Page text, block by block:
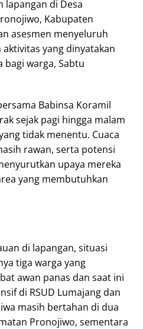
lapangan di Desa
Kabupaten
asesmen menyeluruh
yang dinyatakan
warga, Sabtu
Babinsa Koramil
sejak pagi hingga malam
tidak menentu. Cuaca
rawan, serta potensi
upaya mereka
yang membutuhkan
di lapangan, situasi
tiga warga yang
awan panas dan saat ini
di RSUD Lumajang dan
masih bertahan di dua
Pronojiwo, sementara